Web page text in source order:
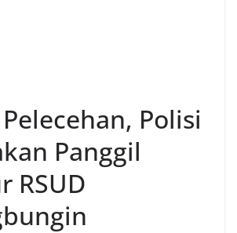
Polisi
Panggil
RSUD